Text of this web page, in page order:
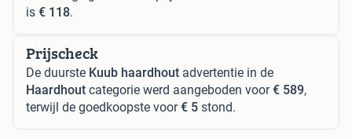
is € 118.
Prijscheck
De duurste Kuub haardhout advertentie in de
Haardhout categorie werd aangeboden voor€ 589,
terwijl de goedkoopste voor€ 5 stond.